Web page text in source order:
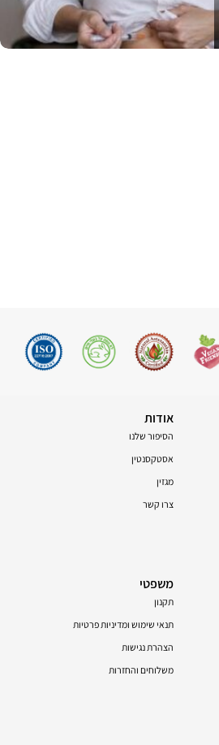
אודות
הסיפור שלנו
אסטקסנטין
מגזין
צרו קשר
משפטי
תקנון
תנאי שימוש ומדיניות פרטיות
הצהרת נגישות
משלוחים והחזרות